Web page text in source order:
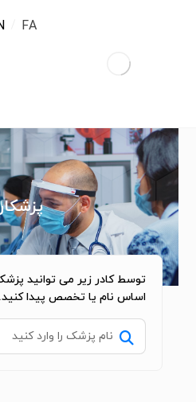
FA
توسط کادر زیر می توانید
اساس نام یا تخصص پیدا کنید.